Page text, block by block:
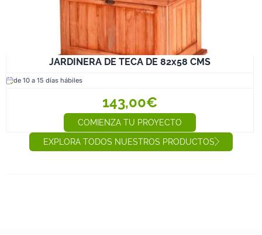
JARDINERA DE TECA DE 82x58 CMS
de 10 a 15 días hábiles
143,00€
COMIENZA TU PROYECTO
EXPLORA TODOS NUESTROS PRODUCTOS